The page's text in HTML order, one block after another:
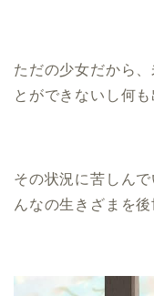
ただの少女だから
とができないし何も
その状況に苦しん
んなの生きざまを